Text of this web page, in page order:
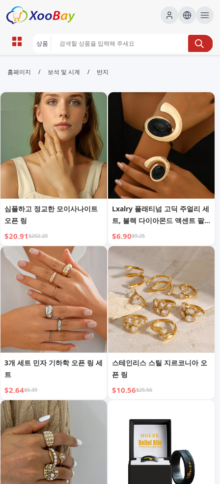
반지 | XOOBAY B2B/B2C Marketplace
반지 전문 쇼핑으로 스타일 완성해요!
홈페이지 / 보석 및 시계 / 반지
심플하고 정교한 모이사나이트
오픈 링
$20.91$202.20
Lxalry 플래티넘 고딕 주얼리 세
트, 블랙 다이아몬드 액센트 팔
찌 반지 듀오, 수제 전기 도금 철,
일상 엣지 다크 글램 나이트용
$6.90$9.25
3개 세트 민자 기하학 오픈 링 세
트
$2.64$6.39
스테인리스 스틸 지르코니아 오
픈 링
$10.56$25.56